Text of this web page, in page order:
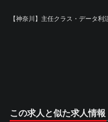
【神奈川】主任クラス・データ
この求人と似た求人情報